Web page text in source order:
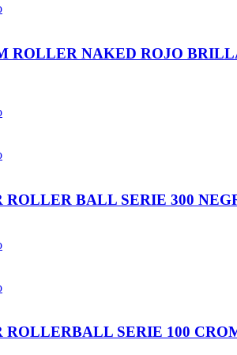
ROLLER NAKED ROJO
ROLLER BALL SERIE 300
ROLLERBALL SERIE 100